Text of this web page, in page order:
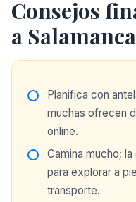
Consejos
a Salamanca
Planifica con
muchas ofrecen
online.
Camina mucho;
para explorar a
transporte.